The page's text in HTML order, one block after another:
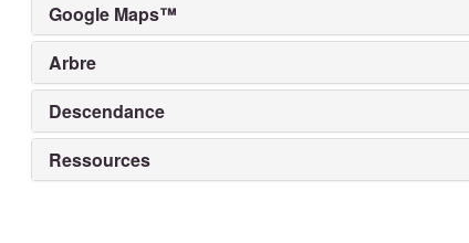
Google Maps™
Arbre
Descendance
Ressources